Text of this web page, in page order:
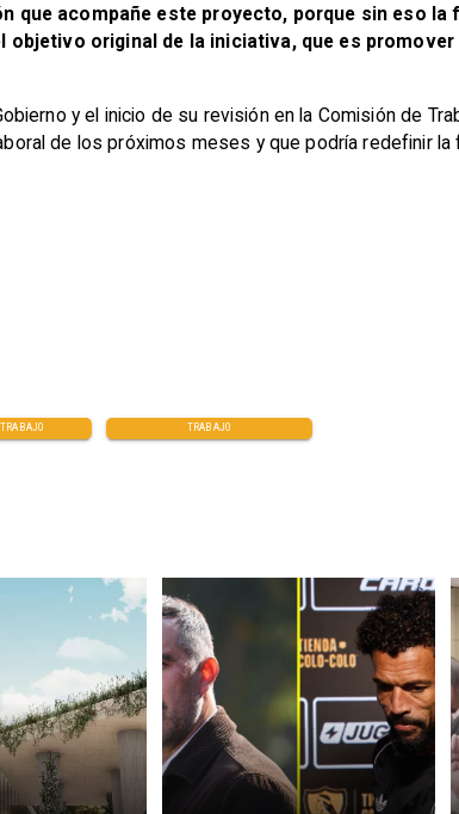
que acompañe este proyecto, porque sin eso
objetivo original de la iniciativa, que es
y el inicio de su revisión en la Comisión de
de los próximos meses y que podría redefinir
TRABAJO